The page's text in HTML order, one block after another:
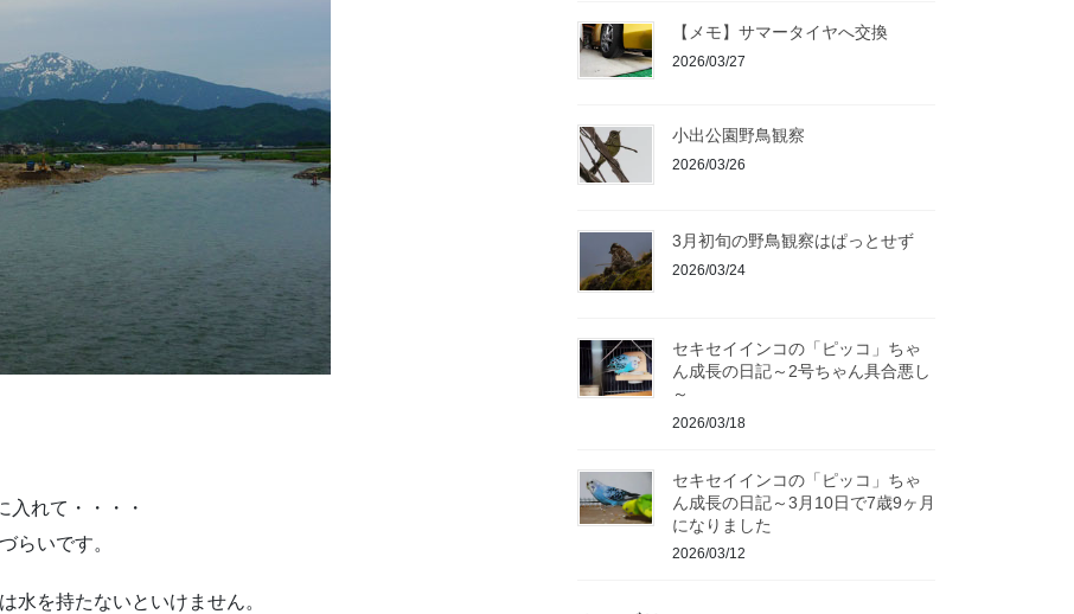
入れて・・・・
らいです。
水を持たないといけません。
【メモ】サマータイヤへ交換
2026/03/27
小出公園野鳥観察
2026/03/26
3月初旬の野鳥観察はぱっとせず
2026/03/24
セキセイインコの「ピッコ」ちゃ
ん成長の日記～2号ちゃん具合悪し
～
2026/03/18
セキセイインコの「ピッコ」ちゃ
ん成長の日記～3月10日で7歳9ヶ月
になりました
2026/03/12